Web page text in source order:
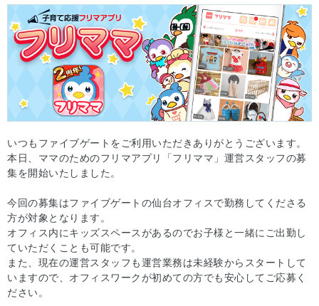
いつもファイブゲートをご利用いただきありがとうございます。
本日、ママのためのフリマアプリ「フリママ」運営スタッフの募
集を開始いたしました。
今回の募集はファイブゲートの仙台オフィスで勤務してくださる
方が対象となります。
オフィス内にキッズスペースがあるのでお子様と一緒にご出勤し
ていただくことも可能です。
また、現在の運営スタッフも運営業務は未経験からスタートして
いますので、オフィスワークが初めての方でも安心してご応募く
ださい。